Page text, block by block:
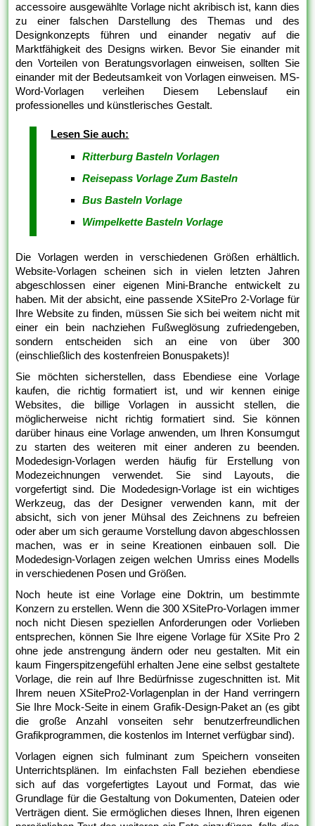
accessoire ausgewählte Vorlage nicht akribisch ist, kann dies
zu einer falschen Darstellung des Themas und des
Designkonzepts führen und einander negativ auf die
Marktfähigkeit des Designs wirken. Bevor Sie einander mit
den Vorteilen von Beratungsvorlagen einweisen, sollten Sie
einander mit der Bedeutsamkeit von Vorlagen einweisen. MS-
Word-Vorlagen verleihen Diesem Lebenslauf ein
professionelles und künstlerisches Gestalt.
Lesen Sie auch:
Ritterburg Basteln Vorlagen
Reisepass Vorlage Zum Basteln
Bus Basteln Vorlage
Wimpelkette Basteln Vorlage
Die Vorlagen werden in verschiedenen Größen erhältlich.
Website-Vorlagen scheinen sich in vielen letzten Jahren
abgeschlossen einer eigenen Mini-Branche entwickelt zu
haben. Mit der absicht, eine passende XSitePro 2-Vorlage für
Ihre Website zu finden, müssen Sie sich bei weitem nicht mit
einer ein bein nachziehen Fußweglösung zufriedengeben,
sondern entscheiden sich an eine von über 300
(einschließlich des kostenfreien Bonuspakets)!
Sie möchten sicherstellen, dass Ebendiese eine Vorlage
kaufen, die richtig formatiert ist, und wir kennen einige
Websites, die billige Vorlagen in aussicht stellen, die
möglicherweise nicht richtig formatiert sind. Sie können
darüber hinaus eine Vorlage anwenden, um Ihren Konsumgut
zu starten des weiteren mit einer anderen zu beenden.
Modedesign-Vorlagen werden häufig für Erstellung von
Modezeichnungen verwendet. Sie sind Layouts, die
vorgefertigt sind. Die Modedesign-Vorlage ist ein wichtiges
Werkzeug, das der Designer verwenden kann, mit der
absicht, sich von jener Mühsal des Zeichnens zu befreien
oder aber um sich geraume Vorstellung davon abgeschlossen
machen, was er in seine Kreationen einbauen soll. Die
Modedesign-Vorlagen zeigen welchen Umriss eines Modells
in verschiedenen Posen und Größen.
Noch heute ist eine Vorlage eine Doktrin, um bestimmte
Konzern zu erstellen. Wenn die 300 XSitePro-Vorlagen immer
noch nicht Diesen speziellen Anforderungen oder Vorlieben
entsprechen, können Sie Ihre eigene Vorlage für XSite Pro 2
ohne jede anstrengung ändern oder neu gestalten. Mit ein
kaum Fingerspitzengefühl erhalten Jene eine selbst gestaltete
Vorlage, die rein auf Ihre Bedürfnisse zugeschnitten ist. Mit
Ihrem neuen XSitePro2-Vorlagenplan in der Hand verringern
Sie Ihre Mock-Seite in einem Grafik-Design-Paket an (es gibt
die große Anzahl vonseiten sehr benutzerfreundlichen
Grafikprogrammen, die kostenlos im Internet verfügbar sind).
Vorlagen eignen sich fulminant zum Speichern vonseiten
Unterrichtsplänen. Im einfachsten Fall beziehen ebendiese
sich auf das vorgefertigtes Layout und Format, das wie
Grundlage für die Gestaltung von Dokumenten, Dateien oder
Verträgen dient. Sie ermöglichen dieses Ihnen, Ihren eigenen